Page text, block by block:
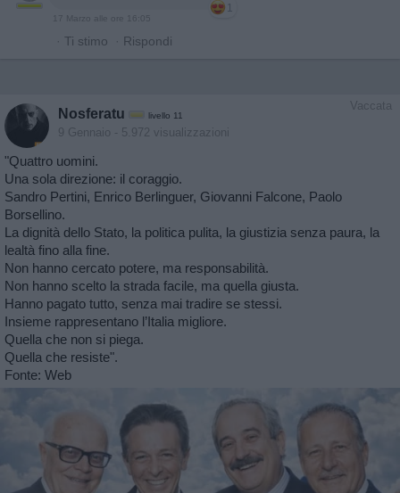
1
17 Marzo alle ore 16:05
· Ti stimo · Rispondi
Vaccata
Nosferatu livello 11
9 Gennaio - 5.972 visualizzazioni
"Quattro uomini.
Una sola direzione: il coraggio.
Sandro Pertini, Enrico Berlinguer, Giovanni Falcone, Paolo
Borsellino.
La dignità dello Stato, la politica pulita, la giustizia senza paura, la
lealtà fino alla fine.
Non hanno cercato potere, ma responsabilità.
Non hanno scelto la strada facile, ma quella giusta.
Hanno pagato tutto, senza mai tradire se stessi.
Insieme rappresentano l’Italia migliore.
Quella che non si piega.
Quella che resiste".
Fonte: Web